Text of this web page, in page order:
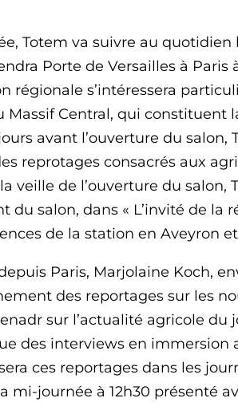
Totem va suivre au quotidien
Porte de Versailles à
régionale s’intéressera
Massif Central, qui constituent
avant l’ouverture du salon,
reprotages consacrés aux
veille de l’ouverture du salon,
du salon, dans « L’invité de la
de la station en Aveyron
Paris, Marjolaine Koch,
des reportages sur les
sur l’actualité agricole du
des interviews en immersion
ces reportages dans les
mi-journée à 12h30 présenté